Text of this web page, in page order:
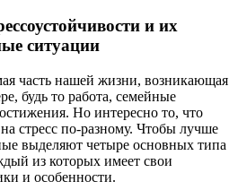
и их
ситуации
часть нашей жизни, возникающая
будь то работа, семейные
Но интересно то, что
стресс по-разному. Чтобы лучше
выделяют четыре основных типа
из которых имеет свои
и особенности.